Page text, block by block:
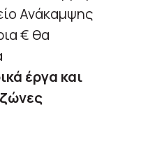
Ανάκαμψης
€ θα
έργα και